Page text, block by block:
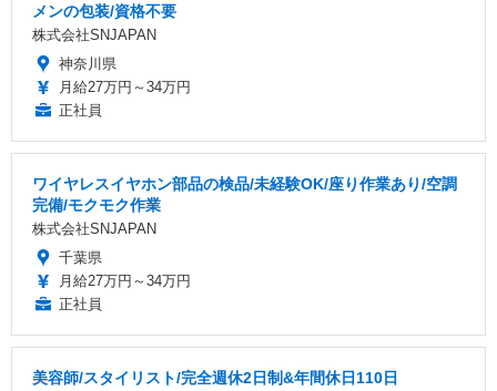
メンの包装/資格不要
株式会社SNJAPAN
神奈川県
月給27万円～34万円
正社員
ワイヤレスイヤホン部品の検品/未経験OK/座り作業あり/空調
完備/モクモク作業
株式会社SNJAPAN
千葉県
月給27万円～34万円
正社員
美容師/スタイリスト/完全週休2日制&年間休日110日